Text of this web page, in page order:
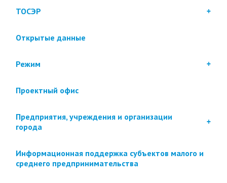
ТОСЭР
Открытые данные
Режим
Проектный офис
Предприятия, учреждения и организации
города
Информационная поддержка субъектов малого и
среднего предпринимательства